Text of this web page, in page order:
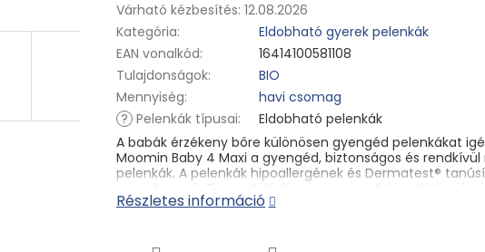
Várható kézbesítés: 12.08.2026
Kategória:
Eldobható gyerek pelenkák
EAN vonalkód:
16414100581108
Tulajdonságok:
BIO
Mennyiség:
havi csomag
? Pelenkák típusai:
Eldobható pelenkák
A babák érzékeny bőre különösen gyengéd pelenkákat
Moomin Baby 4 Maxi a gyengéd, biztonságos és
pelenkák. A pelenkák hipoallergének és Dermatest®
rendelkeznek. Finn erdőkből származó cellulózzal készülnek,
tanúsítvánnyal rendelkeznek. A cellulózt a gyártás során
✓ 100% klórmentes
Részletes információ